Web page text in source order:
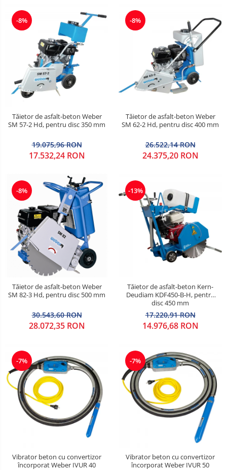
-8%
Tăietor de asfalt-beton Weber
SM 57-2 Hd, pentru disc 350 mm
19.075,96 RON
17.532,24 RON
-8%
Tăietor de asfalt-beton Weber
SM 62-2 Hd, pentru disc 400 mm
26.522,14 RON
24.375,20 RON
-8%
Tăietor de asfalt-beton Weber
SM 82-3 Hd, pentru disc 500 mm
30.543,60 RON
28.072,35 RON
-13%
Tăietor de asfalt-beton Kern-
Deudiam KDF450-B-H, pentru
disc 450 mm
17.220,91 RON
14.976,68 RON
-7%
Vibrator beton cu convertizor
încorporat Weber IVUR 40
-7%
Vibrator beton cu convertizor
încorporat Weber IVUR 50